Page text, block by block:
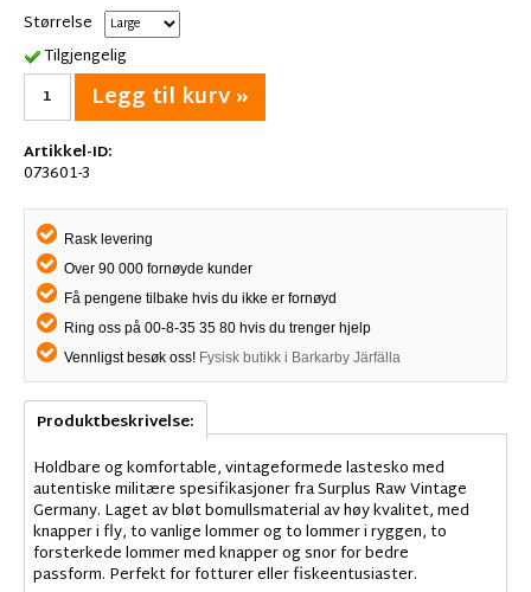
Størrelse
Tilgjengelig
Legg til kurv »
Artikkel-ID:
073601-3
Rask levering
Over 90 000 fornøyde kunder
Få pengene tilbake hvis du ikke er fornøyd
Ring oss på 00-8-35 35 80 hvis du trenger hjelp
Vennligst besøk oss! Fysisk butikk i Barkarby Järfälla
Produktbeskrivelse:
Holdbare og komfortable, vintageformede lastesko med
autentiske militære spesifikasjoner fra Surplus Raw Vintage
Germany. Laget av bløt bomullsmaterial av høy kvalitet, med
knapper i fly, to vanlige lommer og to lommer i ryggen, to
forsterkede lommer med knapper og snor for bedre
passform. Perfekt for fotturer eller fiskeentusiaster.